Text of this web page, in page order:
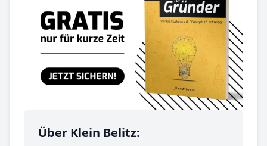
Über Klein Belitz: